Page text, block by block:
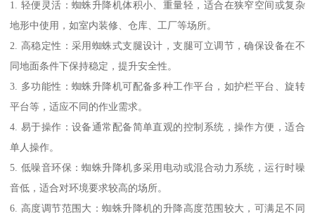
1. 轻便灵活：蜘蛛升降机体积小、重量轻，适合在狭窄空间或复杂
地形中使用，如室内装修、仓库、工厂等场所。
2. 高稳定性：采用蜘蛛式支腿设计，支腿可立调节，确保设备在不
同地面条件下保持稳定，提升安全性。
3. 多功能性：蜘蛛升降机可配备多种工作平台，如护栏平台、旋转
平台等，适应不同的作业需求。
4. 易于操作：设备通常配备简单直观的控制系统，操作方便，适合
单人操作。
5. 低噪音环保：蜘蛛升降机多采用电动或混合动力系统，运行时噪
音低，适合对环境要求较高的场所。
6. 高度调节范围大：蜘蛛升降机的升降高度范围较大，可满足不同